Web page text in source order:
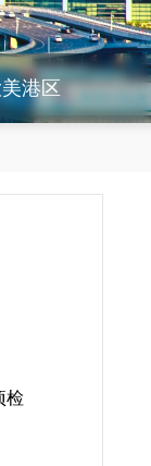
港区
检